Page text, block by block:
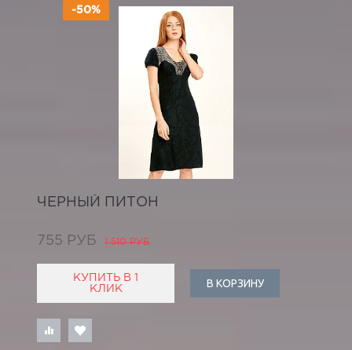
-50%
ЧЕРНЫЙ ПИТОН
755 РУБ 1 510 РУБ
КУПИТЬ В 1
КЛИК
В КОРЗИНУ